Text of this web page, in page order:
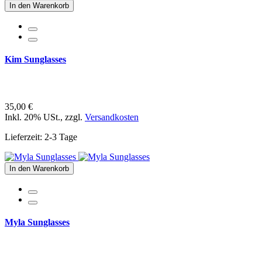
In den Warenkorb
Kim Sunglasses
35,00 €
Inkl. 20% USt., zzgl. Versandkosten
Lieferzeit: 2-3 Tage
In den Warenkorb
Myla Sunglasses